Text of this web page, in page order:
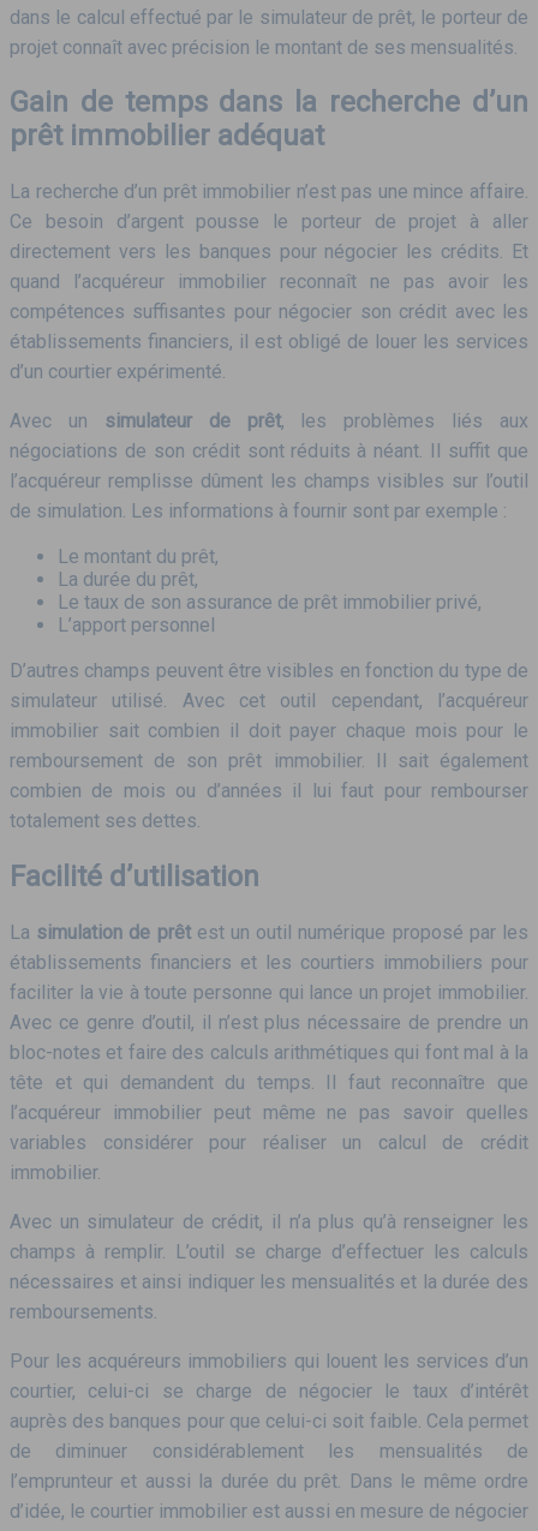
dans le calcul effectué par le simulateur de prêt, le porteur de
projet connaît avec précision le montant de ses mensualités.
Gain de temps dans la recherche d’un
prêt immobilier adéquat
La recherche d’un prêt immobilier n’est pas une mince affaire.
Ce besoin d’argent pousse le porteur de projet à aller
directement vers les banques pour négocier les crédits. Et
quand l’acquéreur immobilier reconnaît ne pas avoir les
compétences suffisantes pour négocier son crédit avec les
établissements financiers, il est obligé de louer les services
d’un courtier expérimenté.
Avec un simulateur de prêt, les problèmes liés aux
négociations de son crédit sont réduits à néant. Il suffit que
l’acquéreur remplisse dûment les champs visibles sur l’outil
de simulation. Les informations à fournir sont par exemple :
Le montant du prêt,
La durée du prêt,
Le taux de son assurance de prêt immobilier privé,
L’apport personnel
D’autres champs peuvent être visibles en fonction du type de
simulateur utilisé. Avec cet outil cependant, l’acquéreur
immobilier sait combien il doit payer chaque mois pour le
remboursement de son prêt immobilier. Il sait également
combien de mois ou d’années il lui faut pour rembourser
totalement ses dettes.
Facilité d’utilisation
La simulation de prêtest un outil numérique proposé par les
établissements financiers et les courtiers immobiliers pour
faciliter la vie à toute personne qui lance un projet immobilier.
Avec ce genre d’outil, il n’est plus nécessaire de prendre un
bloc-notes et faire des calculs arithmétiques qui font mal à la
tête et qui demandent du temps. Il faut reconnaître que
l’acquéreur immobilier peut même ne pas savoir quelles
variables considérer pour réaliser un calcul de crédit
immobilier.
Avec un simulateur de crédit, il n’a plus qu’à renseigner les
champs à remplir. L’outil se charge d’effectuer les calculs
nécessaires et ainsi indiquer les mensualités et la durée des
remboursements.
Pour les acquéreurs immobiliers qui louent les services d’un
courtier, celui-ci se charge de négocier le taux d’intérêt
auprès des banques pour que celui-ci soit faible. Cela permet
de diminuer considérablement les mensualités de
l’emprunteur et aussi la durée du prêt. Dans le même ordre
d’idée, le courtier immobilier est aussi en mesure de négocier